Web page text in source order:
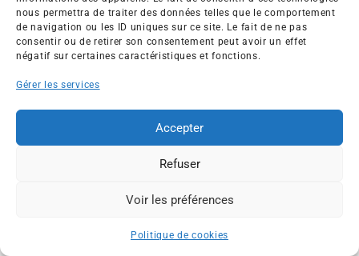
nous permettra de traiter des données telles que le comportement
de navigation ou les ID uniques sur ce site. Le fait de ne pas
consentir ou de retirer son consentement peut avoir un effet
négatif sur certaines caractéristiques et fonctions.
Gérer les services
Accepter
Refuser
Voir les préférences
Politique de cookies
de l’économie, afin de collaborer à leur transformation face
aux enjeux d’une transition écologique intégrée.
L’association EPE
Nos membres
Travaux & Publications
Actus
Contacts
©2026 EPE
Mentions légalesRGPDPlan du siteNewsletter
ESPACE MEMBRES